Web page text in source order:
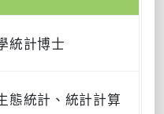
統計博士
態統計、統計計算